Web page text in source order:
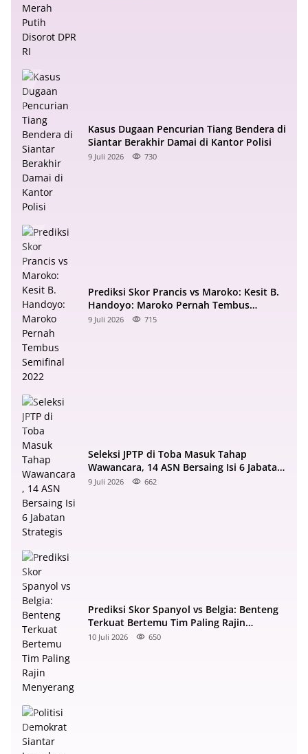
Kasus Dugaan Pencurian Tiang Bendera di
Siantar Berakhir Damai di Kantor Polisi
9 Juli 2026 730
Prediksi Skor Prancis vs Maroko: Kesit B.
Handoyo: Maroko Pernah Tembus
Semifinal 2022
9 Juli 2026 715
Seleksi JPTP di Toba Masuk Tahap
Wawancara, 14 ASN Bersaing Isi 6 Jabatan
Strategis
9 Juli 2026 662
Prediksi Skor Spanyol vs Belgia: Benteng
Terkuat Bertemu Tim Paling Rajin
Menyerang
10 Juli 2026 650